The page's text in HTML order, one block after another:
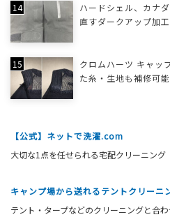
ハードシェル、カナ
直すダークアップ加
クロムハーツ キャッ
た糸・生地も補修可能
【公式】ネットで洗濯.com
大切な1点を任せられる宅配クリーニング
キャンプ場から送れるテントクリーニ
テント・タープなどのクリーニングと合